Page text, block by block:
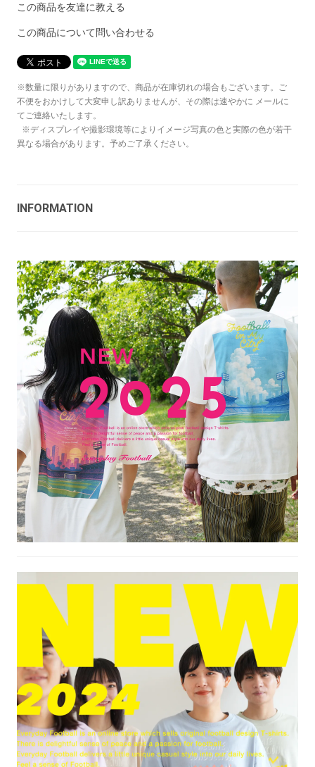
この商品を友達に教える
この商品について問い合わせる
※数量に限りがありますので、商品が在庫切れの場合もございます。ご
不便をおかけして大変申し訳ありませんが、その際は速やかに メールに
てご連絡いたします。
※ディスプレイや撮影環境等によりイメージ写真の色と実際の色が若干
異なる場合があります。予めご了承ください。
INFORMATION